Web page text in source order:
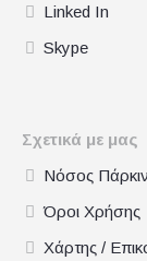
Linked In
Skype
Σχετικά με μας
Νόσος
Όροι Χρήσης
Χάρτης /